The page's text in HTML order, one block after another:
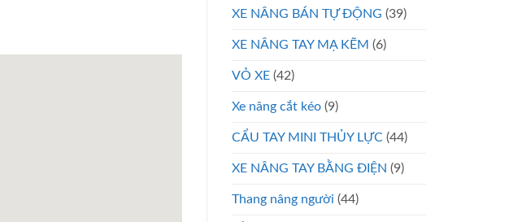
XE NÂNG BÁN TỰ ĐỘNG (39)
XE NÂNG TAY MẠ KẼM (6)
VỎ XE (42)
Xe nâng cắt kéo (9)
CẨU TAY MINI THỦY LỰC (44)
XE NÂNG TAY BẰNG ĐIỆN (9)
Thang nâng người (44)